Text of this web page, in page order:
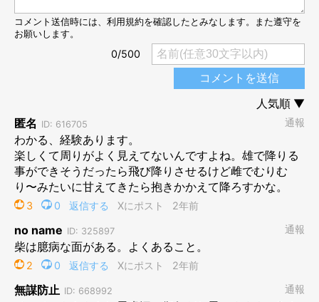
別の日に散歩を待つぺこちゃん
＠kuroshibapeko
先ほどの出来事は、いつもと違う散歩コースを歩いているときに
起こりました。
飼い主さん：
「夕方に散歩へ出かけたときのことです。ふだんは通らない道を